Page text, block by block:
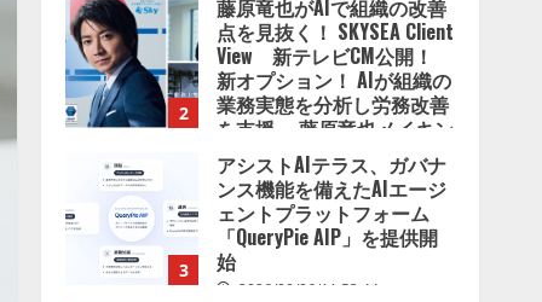
2
藤原竜也がAIで組織の改善
点を見抜く！ SKYSEA Client
View 新テレビCM公開！
新オプション！ AIが組織の
業務実態を分析し労務改善
を支援。 藤原竜也メイキン
グ動画公開 「もしAIが自分
を分析したら、すぐ休めと
言われる自信がある」「昨
年の夏はカブトムシを捕ま
えたり、虫と戦ったり…」
3
アシストAIテラス、ガバナ
ンス機能を備えたAIエージ
ェントプラットフォーム
「QueryPie AIP」を提供開
始
2026/08/06/11:53:44